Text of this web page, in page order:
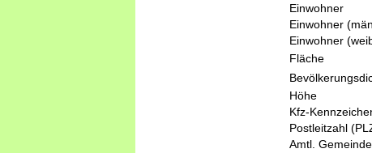
Einwohner
Einwohner
Einwohner
Fläche
Höhe
Kfz-
Postleitzahl
Amtl.